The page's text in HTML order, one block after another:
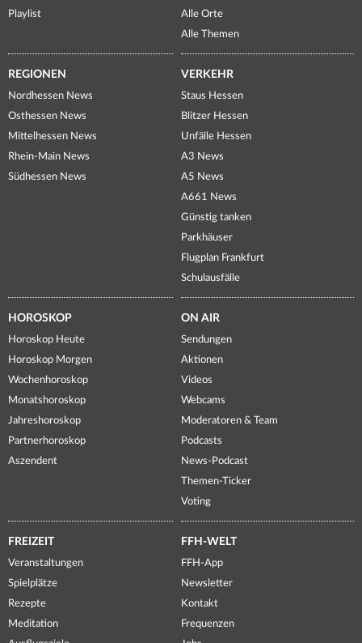
Playlist
Alle Orte
Alle Themen
REGIONEN
Nordhessen News
Osthessen News
Mittelhessen News
Rhein-Main News
Südhessen News
VERKEHR
Staus Hessen
Blitzer Hessen
Unfälle Hessen
A3 News
A5 News
A661 News
Günstig tanken
Parkhäuser
Flugplan Frankfurt
Schulausfälle
HOROSKOP
Horoskop Heute
Horoskop Morgen
Wochenhoroskop
Monatshoroskop
Jahreshoroskop
Partnerhoroskop
Aszendent
ON AIR
Sendungen
Aktionen
Videos
Webcams
Moderatoren & Team
Podcasts
News-Podcast
Themen-Ticker
Voting
FREIZEIT
Veranstaltungen
Spielplätze
Rezepte
Meditation
FFH-WELT
FFH-App
Newsletter
Kontakt
Frequenzen